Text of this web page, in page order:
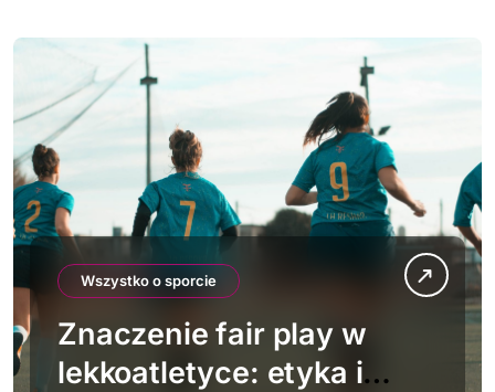
Wszystko o sporcie
Znaczenie fair play w
lekkoatletyce: etyka i